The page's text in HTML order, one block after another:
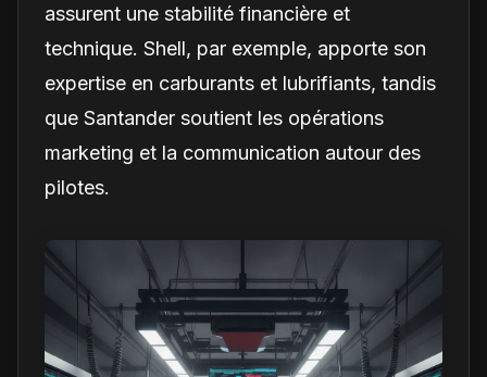
assurent une stabilité financière et
technique. Shell, par exemple, apporte son
expertise en carburants et lubrifiants, tandis
que Santander soutient les opérations
marketing et la communication autour des
pilotes.